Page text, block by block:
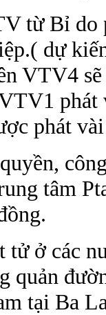
từ Bỉ do
dự
VTV4
phát
tâm
tử ở các
quản
tại Ba